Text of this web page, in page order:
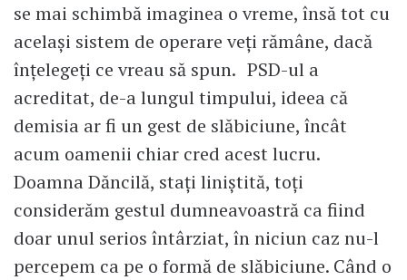
se mai schimbă imaginea o vreme, însă tot cu
același sistem de operare veți rămâne, dacă
înțelegeți ce vreau să spun. PSD-ul a
acreditat, de-a lungul timpului, ideea că
demisia ar fi un gest de slăbiciune, încât
acum oamenii chiar cred acest lucru.
Doamna Dăncilă, stați liniștită, toți
considerăm gestul dumneavoastră ca fiind
doar unul serios întârziat, în niciun caz nu-l
percepem ca pe o formă de slăbiciune. Când o